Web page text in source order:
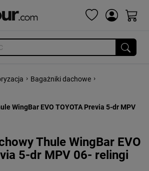
› Bagażniki dachowe ›
WingBar EVO TOYOTA Previa 5-dr MPV
Thule WingBar EVO
5-dr MPV 06- relingi